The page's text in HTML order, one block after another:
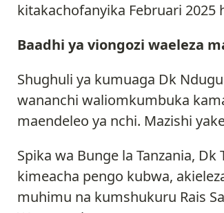
kitakachofanyika Februari 2025
Baadhi ya viongozi waeleza
Shughuli ya kumuaga Dk
wananchi waliomkumbuka
maendeleo ya nchi. Mazishi
Spika wa Bunge la Tanzania,
kimeacha pengo kubwa,
muhimu na kumshukuru Rais